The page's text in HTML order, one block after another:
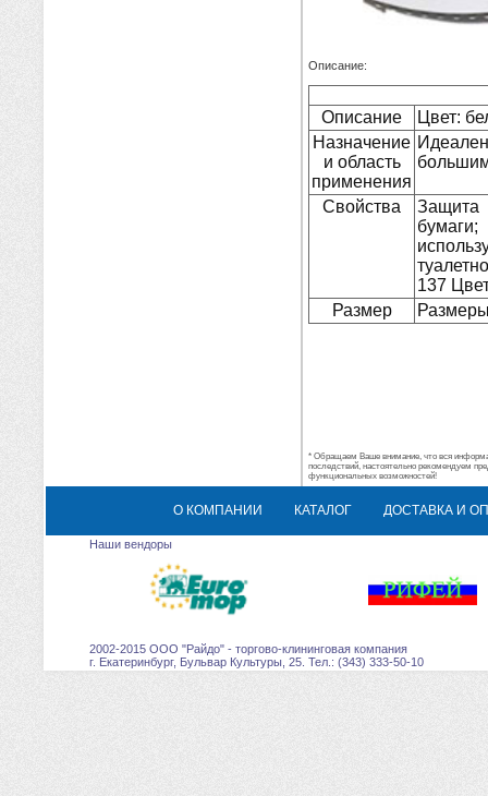
Описание:
Описание
Цвет:
Назначение
и область
применения
Свойства
Защита
137
Размер
* Обращаем Ваше внимание, что вся
последствий, настоятельно рекомендуем
функциональных возможностей!
О КОМПАНИИ КАТАЛОГ ДОСТАВКА И
Наши вендоры
2002-2015 ООО "Райдо" - торгово-клининговая компания
г. Екатеринбург, Бульвар Культуры, 25. Тел.: (343) 333-50-10